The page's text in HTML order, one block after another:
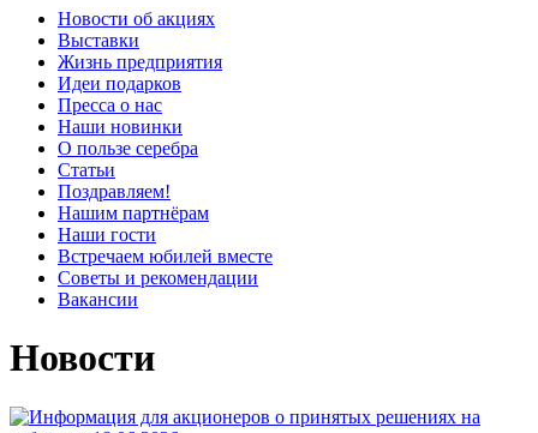
Новости об акциях
Выставки
Жизнь предприятия
Идеи подарков
Пресса о нас
Наши новинки
О пользе серебра
Статьи
Поздравляем!
Нашим партнёрам
Наши гости
Встречаем юбилей вместе
Советы и рекомендации
Вакансии
Новости